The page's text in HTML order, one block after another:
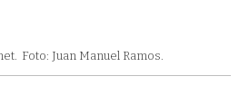
Foto: Juan Manuel Ramos.